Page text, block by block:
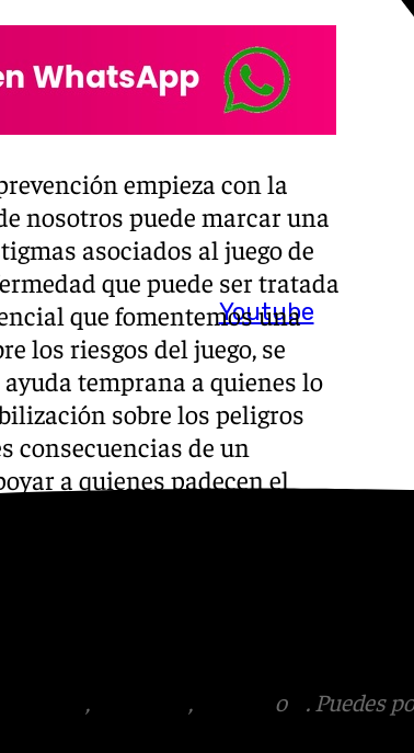
Youtube
empieza con la
nosotros puede marcar una
asociados al juego de
que puede ser tratada
que fomentemos una
los riesgos del juego, se
ayuda temprana a quienes lo
sobre los peligros
consecuencias de un
a quienes padecen el
para superar la
manera efectiva el acceso
y tratamiento
a la conmemoración del
, , o
. Puedes